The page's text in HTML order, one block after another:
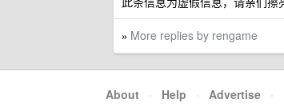
» More replies by rengame
About · Help · Advertise ·